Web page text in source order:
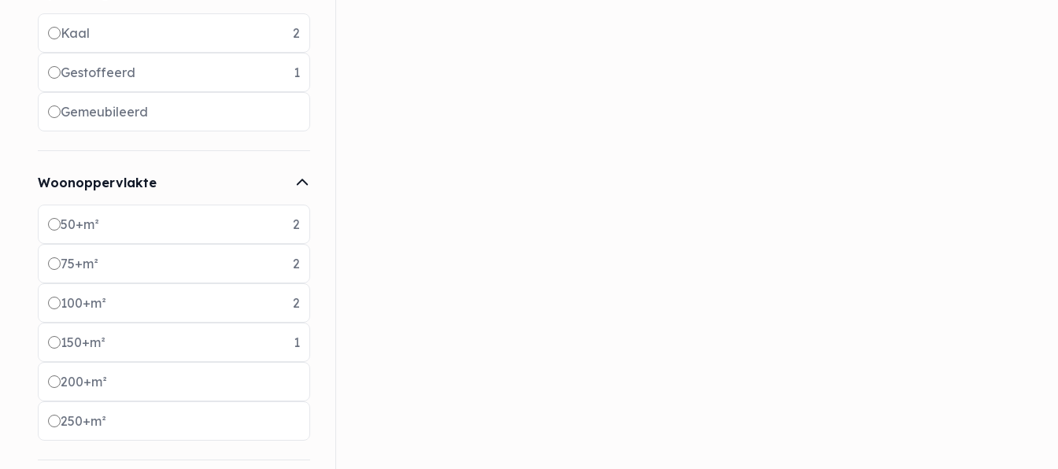
Radio buttons
Kaal 2
Gestoffeerd 1
Gemeubileerd
Woonoppervlakte
Radio buttons
50+m² 2
75+m² 2
100+m² 2
150+m² 1
200+m²
250+m²